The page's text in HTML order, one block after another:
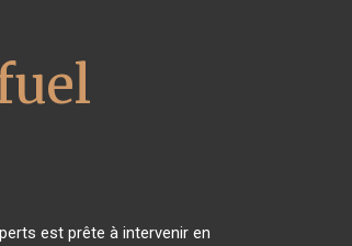
est prête à intervenir en